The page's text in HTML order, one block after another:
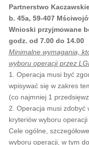
Partnerstwo
b. 45a, 59-407
Wnioski przyjmowane
godz. od 7.00 do 14.00
Minimalne wymagania,
wyboru operacji przez
1. Operacja musi być
wpisywać się w zakres
(co najmniej 1
2. Operacja musi zdobyć
kryteriów wyboru
Cele ogólne,
wyboru operacji, w tym